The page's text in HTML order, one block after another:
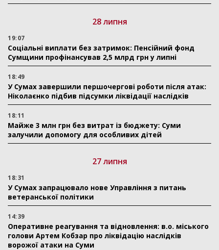
28 липня
19:07
Соціальні виплати без затримок: Пенсійний фонд
Сумщини профінансував 2,5 млрд грн у липні
18:49
У Сумах завершили першочергові роботи після атак:
Ніколаєнко підбив підсумки ліквідації наслідків
18:11
Майже 3 млн грн без витрат із бюджету: Суми
залучили допомогу для особливих дітей
27 липня
18:31
У Сумах запрацювало нове Управління з питань
ветеранської політики
14:39
Оперативне реагування та відновлення: в.о. міського
голови Артем Кобзар про ліквідацію наслідків
ворожої атаки на Суми